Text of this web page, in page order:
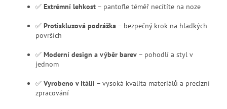
✅ Extrémní lehkost – pantofle téměř necítíte na noze
✅ Protiskluzová podrážka – bezpečný krok na hladkých
površích
✅ Moderní design a výběr barev – pohodlí a styl v
jednom
✅ Vyrobeno v Itálii – vysoká kvalita materiálů a precizní
zpracování